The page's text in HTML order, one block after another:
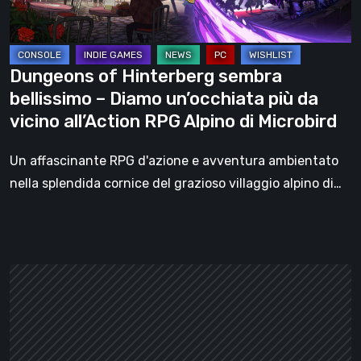
un’occhiata
più
da
vicino
all’Action
RPG
Alpino
Dungeons of Hinterberg sembra
bellissimo – Diamo un’occhiata più da
vicino all’Action RPG Alpino di Microbird
Un affascinante RPG d'azione e avventura ambientato
nella splendida cornice del grazioso villaggio alpino di…